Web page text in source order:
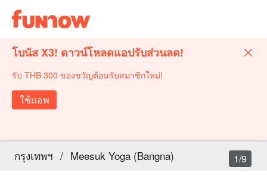
โบนัส X3! ดาวน์โหลดแอปรับส่วนลด!
รับ THB 300 ของขวัญต้อนรับสมาชิกใหม่!
ใช้แอพ
กรุงเทพฯ / Meesuk Yoga (Bangna) 1/9